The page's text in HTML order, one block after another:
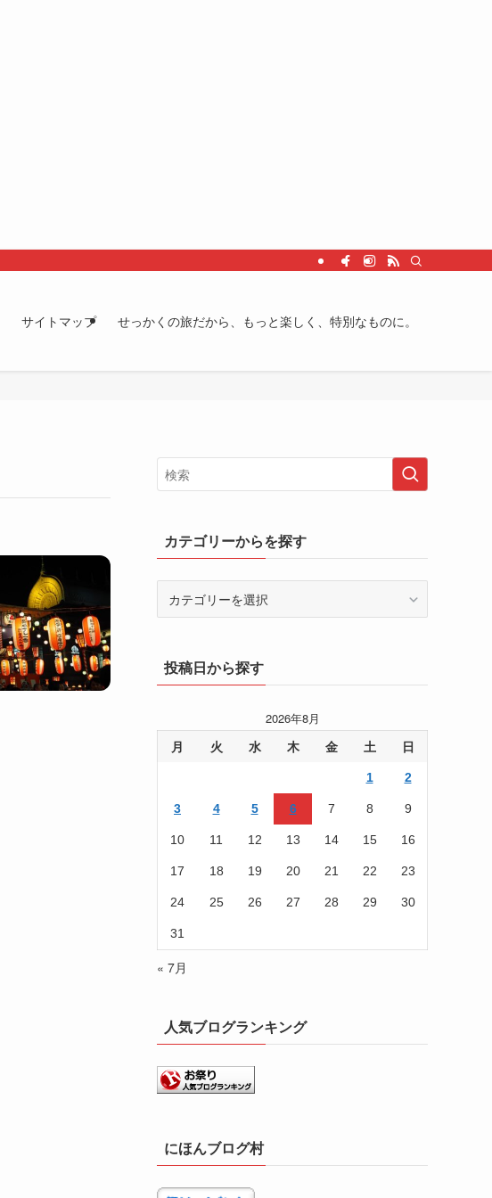
サイトマップ せっかくの旅だから、もっと楽しく、特別なものに。
カテゴリーからを探す
ー
か
を
投稿日から探す
2026年8月
月 火 水 木 金 土 日
1 2
3 4 5 6 7 8 9
10 11 12 13 14 15 16
17 18 19 20 21 22 23
24 25 26 27 28 29 30
31
« 7月
人気ブログランキング
にほんブログ村